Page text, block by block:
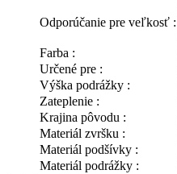
Odporúčanie pre veľkosť :
Farba :
Určené pre :
Výška podrážky :
Zateplenie :
Krajina pôvodu :
Materiál zvršku :
Materiál podšívky :
Materiál podrážky :